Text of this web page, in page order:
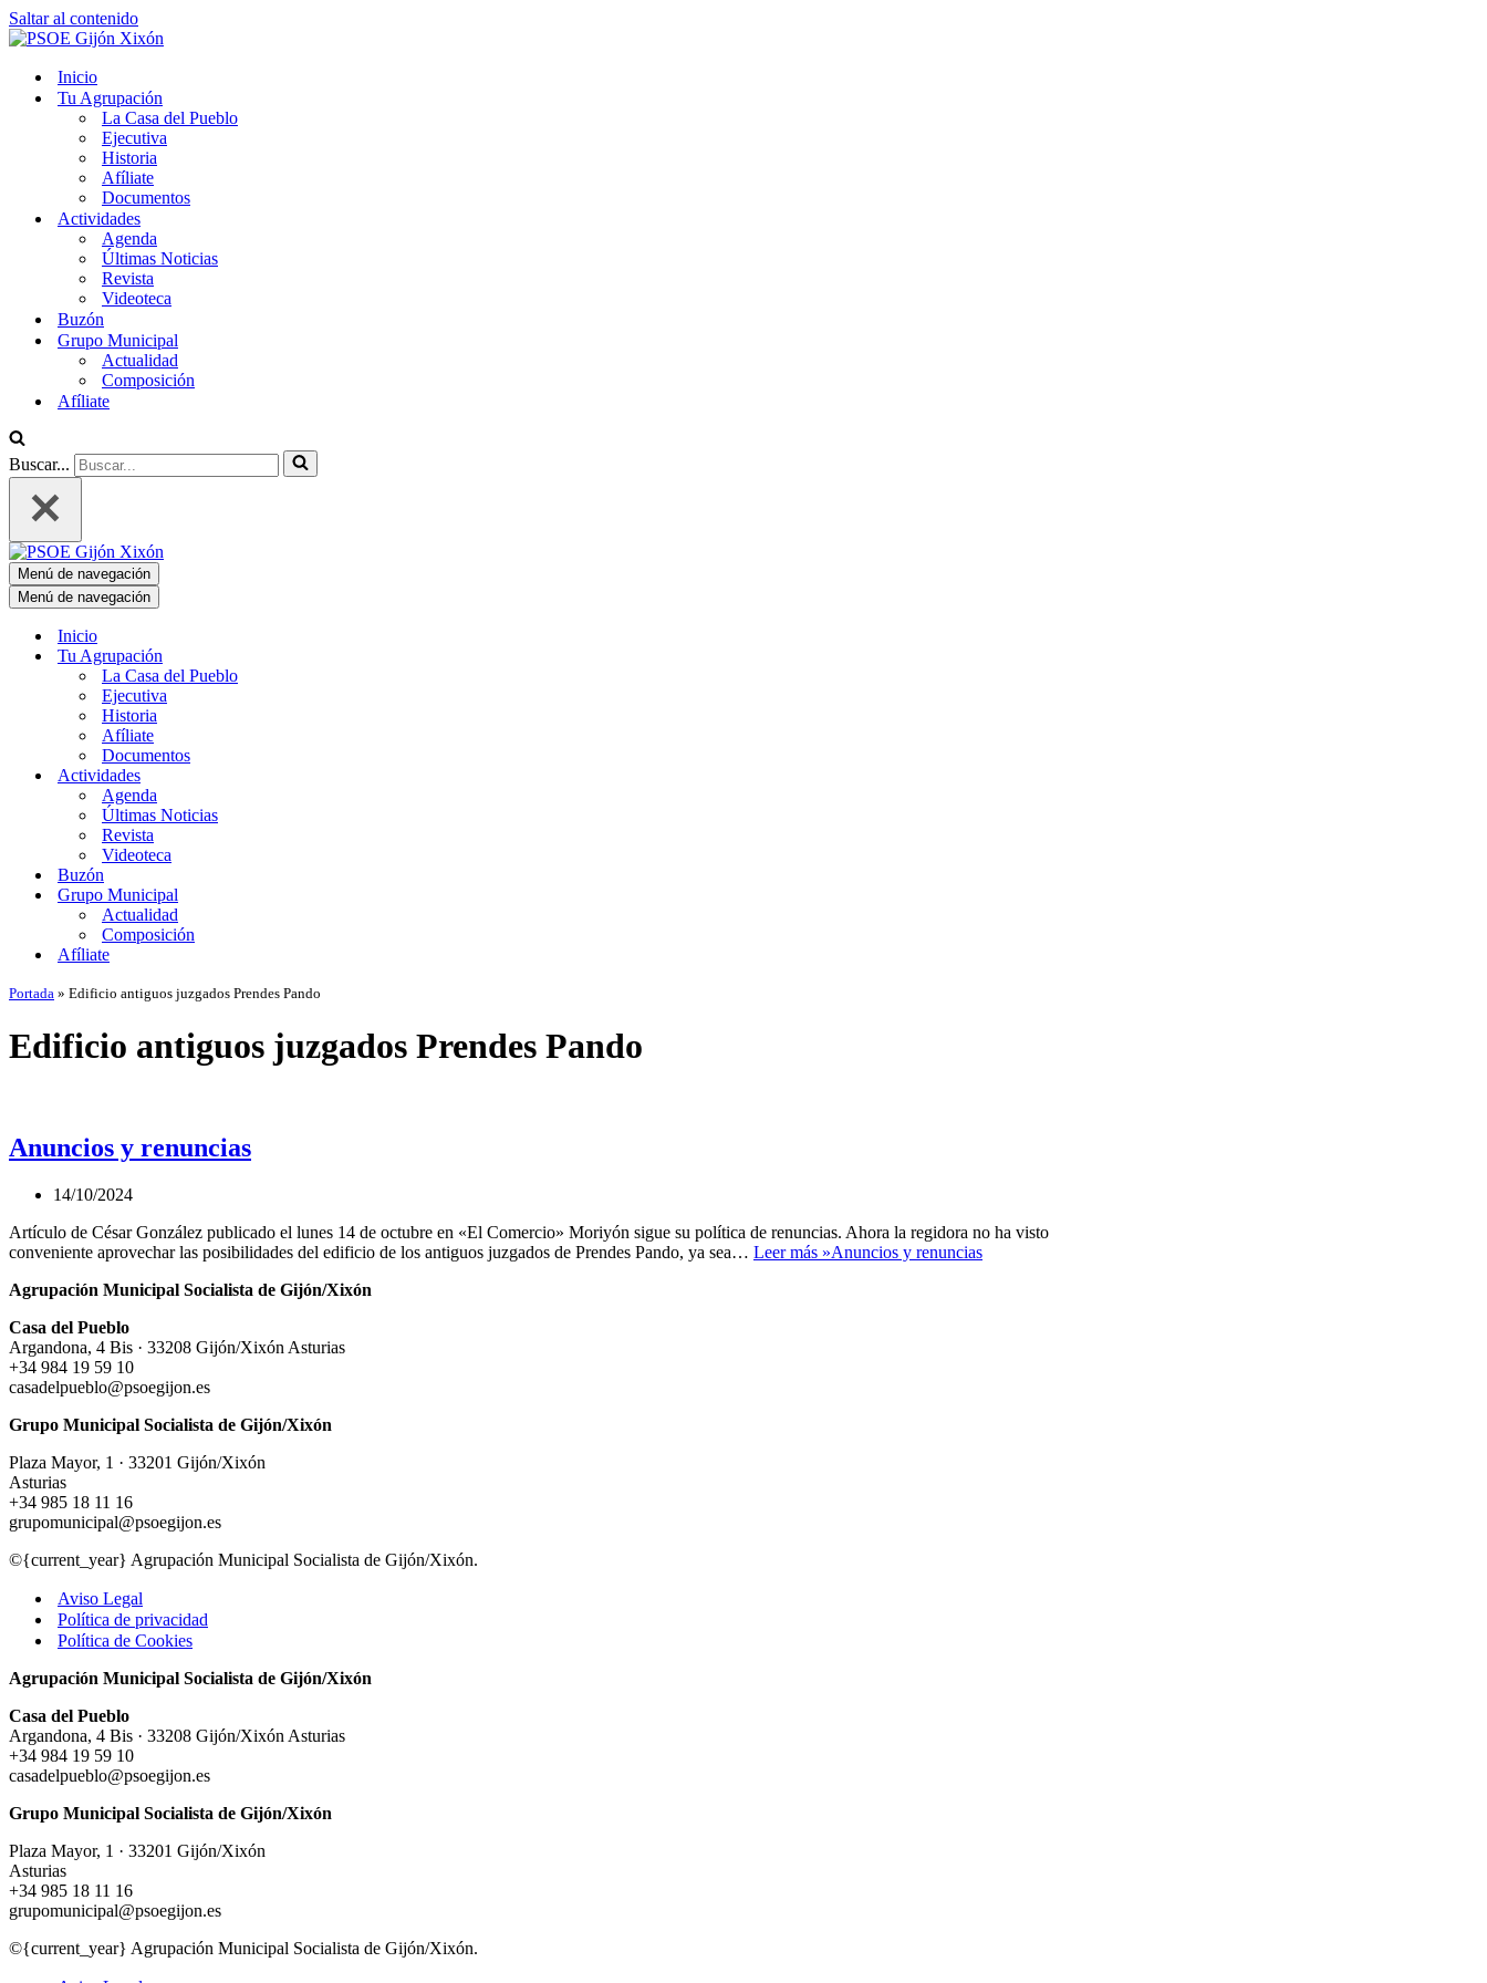
Saltar al contenido
Inicio
Tu Agrupación
La Casa del Pueblo
Ejecutiva
Historia
Afíliate
Documentos
Actividades
Agenda
Últimas Noticias
Revista
Videoteca
Buzón
Grupo Municipal
Actualidad
Composición
Afíliate
Buscar...
Menú de navegación
Menú de navegación
Inicio
Tu Agrupación
La Casa del Pueblo
Ejecutiva
Historia
Afíliate
Documentos
Actividades
Agenda
Últimas Noticias
Revista
Videoteca
Buzón
Grupo Municipal
Actualidad
Composición
Afíliate
Portada » Edificio antiguos juzgados Prendes Pando
Edificio antiguos juzgados Prendes Pando
Anuncios y renuncias
14/10/2024
Artículo de César González publicado el lunes 14 de octubre en «El Comercio» Moriyón sigue su política de renuncias. Ahora la regidora no ha visto
conveniente aprovechar las posibilidades del edificio de los antiguos juzgados de Prendes Pando, ya sea… Leer más »Anuncios y renuncias
Agrupación Municipal Socialista de Gijón/Xixón
Casa del Pueblo
Argandona, 4 Bis · 33208 Gijón/Xixón Asturias
+34 984 19 59 10
casadelpueblo@psoegijon.es
Grupo Municipal Socialista de Gijón/Xixón
Plaza Mayor, 1 · 33201 Gijón/Xixón
Asturias
+34 985 18 11 16
grupomunicipal@psoegijon.es
©{current_year} Agrupación Municipal Socialista de Gijón/Xixón.
Aviso Legal
Política de privacidad
Política de Cookies
Agrupación Municipal Socialista de Gijón/Xixón
Casa del Pueblo
Argandona, 4 Bis · 33208 Gijón/Xixón Asturias
+34 984 19 59 10
casadelpueblo@psoegijon.es
Grupo Municipal Socialista de Gijón/Xixón
Plaza Mayor, 1 · 33201 Gijón/Xixón
Asturias
+34 985 18 11 16
grupomunicipal@psoegijon.es
©{current_year} Agrupación Municipal Socialista de Gijón/Xixón.